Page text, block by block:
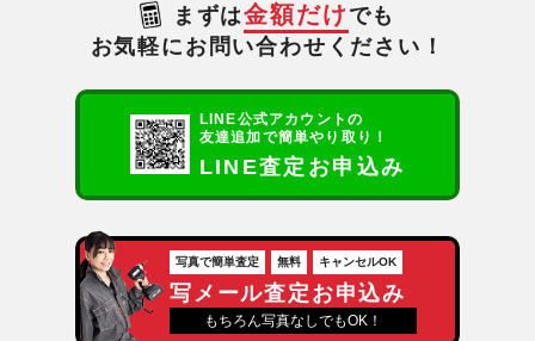
まずは金額だけ でも
お気軽にお問い合わせください！
LINE公式アカウントの
友達追加で簡単やり取り！
LINE査定お申込み
写真で簡単査定 無料 キャンセルOK
写メール査定お申込み
もちろん写真なしでもOK！